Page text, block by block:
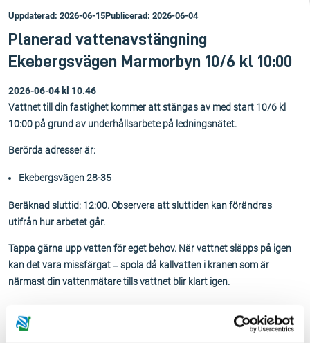
Uppdaterad: 2026-06-15Publicerad: 2026-06-04
Planerad vattenavstängning
Ekebergsvägen Marmorbyn 10/6 kl 10:00
2026-06-04 kl 10.46
Vattnet till din fastighet kommer att stängas av med start 10/6 kl
10:00 på grund av underhållsarbete på ledningsnätet.
Berörda adresser är:
Ekebergsvägen 28-35
Beräknad sluttid: 12:00. Observera att sluttiden kan förändras
utifrån hur arbetet går.
Tappa gärna upp vatten för eget behov. När vattnet släpps på igen
kan det vara missfärgat – spola då kallvatten i kranen som är
närmast din vattenmätare tills vattnet blir klart igen.